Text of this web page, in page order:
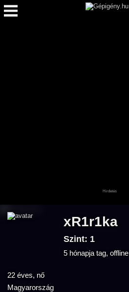
xR1r1ka
Szint: 1
5 hónapja tag, offline
22 éves, nő
Magyarország